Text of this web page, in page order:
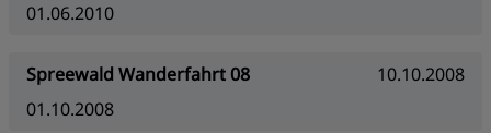
01.06.2010
Spreewald Wanderfahrt 08
10.10.2008
01.10.2008